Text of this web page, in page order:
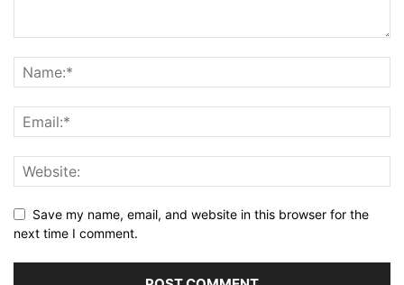
Save my name, email, and website in this browser for the
next time I comment.